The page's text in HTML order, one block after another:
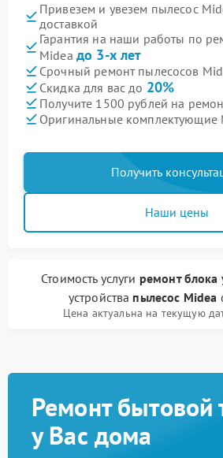
Привезем и увезем пылесос
доставкой
Гарантия на наши работы по
Midea до 3-х лет
Срочный ремонт пылесосов
Скидка для вас до 20%
Получите 1500 рублей на
Оригинальные комплектующие
Получить
Наши цены
Стоимость услуги ремонт блока
устройства пылесос Midea
Цена актуальна на текущую
Ремонт бытовой
у Вас дома